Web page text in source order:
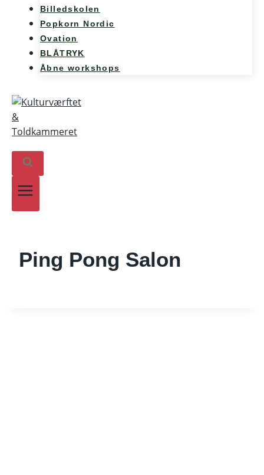
Billedskolen
Popkorn Nordic
Ovation
BLÅTRYK
Åbne workshops
Ping Pong Salon